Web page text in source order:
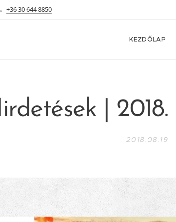
+36 30 644 8850
KEZDŐLAP
| 2018.
2018.08.19